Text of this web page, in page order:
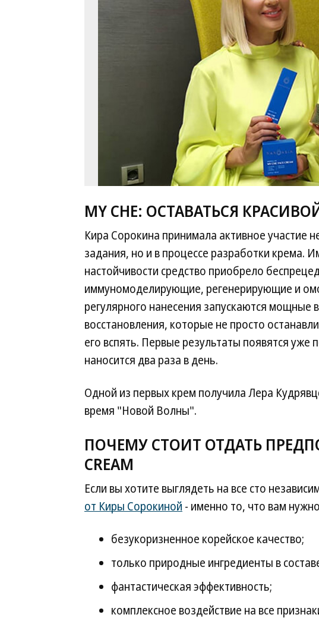
MY CHE: ОСТАВАТЬСЯ
Кира Сорокина принимала активное участие
задания, но и в процессе разработки крема.
настойчивости средство приобрело
иммуномоделирующие, регенерирующие и
регулярного нанесения запускаются мощные
восстановления, которые не просто
его вспять. Первые результаты появятся уже
наносится два раза в день.
Одной из первых крем получила Лера
время "Новой Волны".
ПОЧЕМУ СТОИТ ОТДАТЬ
CREAM
Если вы хотите выглядеть на все сто
от Киры Сорокиной - именно то, что вам
безукоризненное корейское качество;
только природные ингредиенты в
фантастическая эффективность;
комплексное воздействие на все